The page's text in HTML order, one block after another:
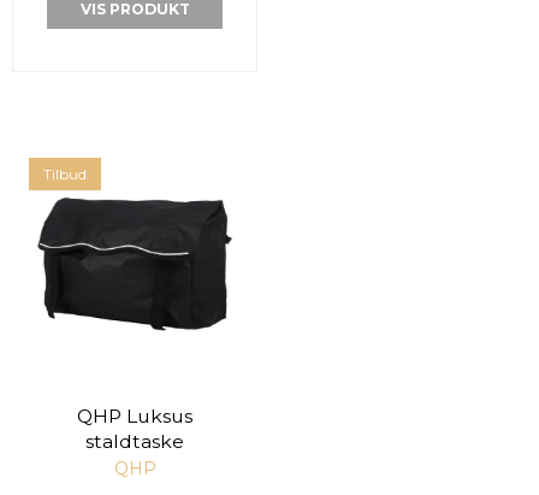
VIS PRODUKT
Tilbud
QHP Luksus
staldtaske
QHP